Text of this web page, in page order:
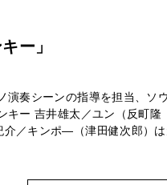
ー」
演奏シーンの指導を担当、ソ
キー 吉井雄太／ユン（反町隆
介／キンポ―（津田健次郎）